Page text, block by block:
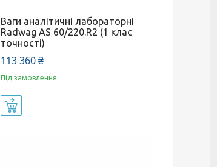
Ваги аналітичні лабораторні
Radwag AS 60/220.R2 (1 клас
точності)
113 360 ₴
Під замовлення